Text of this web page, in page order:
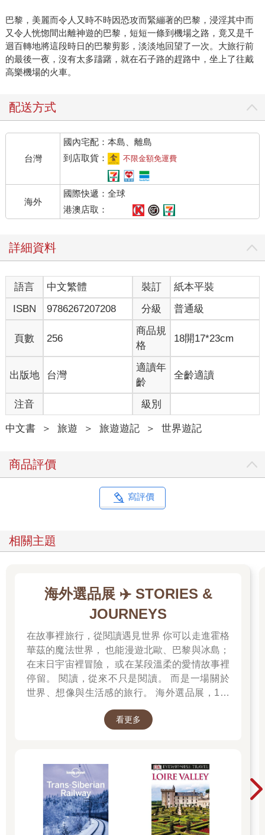
巴黎，美麗而令人又時不時因恐攻而緊繃著的巴黎，浸淫其中而
又令人恍惚間出離神遊的巴黎，短短一條到機場之路，竟又是千
迴百轉地將這段時日的巴黎剪影，淡淡地回望了一次。大旅行前
的最後一夜，沒有太多躊躇，就在石子路的趕路中，坐上了往戴
高樂機場的火車。
配送方式
台灣
國內宅配：本島、離島
到店取貨：
不限金額免運費
海外
國際快遞：全球
港澳店取：
詳細資料
語言 中文繁體 裝訂
紙本平裝
ISBN
9786267207208 分級 普通級
頁數 256
商品規
格
18開17*23cm
出版地 台灣
適讀年
齡
全齡適讀
注音 級別
中文書 ＞ 旅遊 ＞ 旅遊遊記 ＞ 世界遊記
商品評價
寫評價
相關主題
海外選品展 ✈️ STORIES &
JOURNEYS
在故事裡旅行，從閱讀遇見世界 你可以走進霍格
華茲的魔法世界， 也能漫遊北歐、巴黎與冰島；
在末日宇宙裡冒險， 或在某段溫柔的愛情故事裡
停留。 閱讀，從來不只是閱讀。 而是一場關於
世界、想像與生活感的旅行。 海外選品展，1折
起 限量空運商品，先搶先贏 週週商品更新
看更多